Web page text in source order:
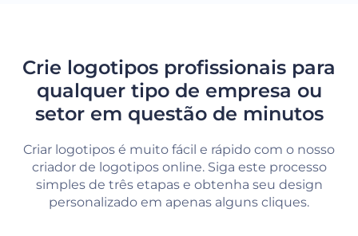
Crie logotipos profissionais para
qualquer tipo de empresa ou
setor em questão de minutos
Criar logotipos é muito fácil e rápido com o nosso
criador de logotipos online. Siga este processo
simples de três etapas e obtenha seu design
personalizado em apenas alguns cliques.